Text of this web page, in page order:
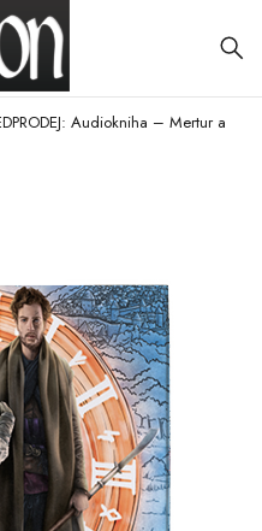
Audiokniha – Mertur a